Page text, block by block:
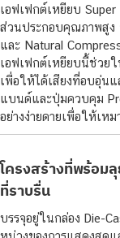
เอฟเฟกต์เหยียบ
ส่วนประกอบคุณภาพสูง
และ Natural
เอฟเฟกต์เหยียบนี้ช่วย
เพื่อให้ได้เสียงที่อบอุ่น
แบนด์และปุ่มควบคุม
อย่างง่ายดายเพื่อให้เห
โครงสร้างที่พร้อม
ที่ราบรื่น
บรรจุอยู่ในกล่อง Die-